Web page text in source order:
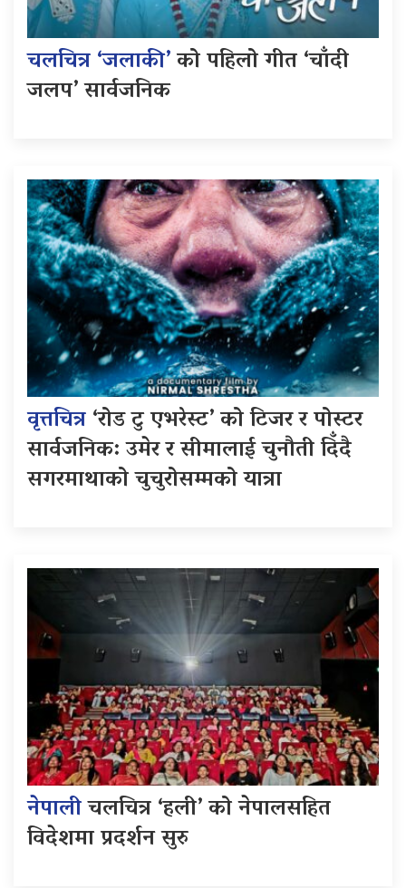
चलचित्र ‘जलाकी’को पहिलो गीत ‘चाँदी
जलप’ सार्वजनिक
वृत्तचित्र‘रोड टु एभरेस्ट’ को टिजर र पोस्टर
सार्वजनिक: उमेर र सीमालाई चुनौती दिँदै
सगरमाथाको चुचुरोसम्मको यात्रा
नेपालीचलचित्र ‘हली’ को नेपालसहित
विदेशमा प्रदर्शन सुरु